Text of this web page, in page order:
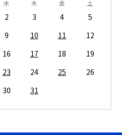
水 木 金 土
2 3 4
5
9 10 11
12
16 17 18
19
23 24 25
26
30 31